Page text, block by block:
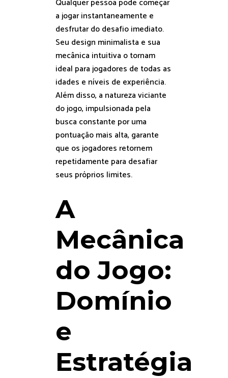
Qualquer pessoa pode começar
a jogar instantaneamente e
desfrutar do desafio imediato.
Seu design minimalista e sua
mecânica intuitiva o tornam
ideal para jogadores de todas as
idades e níveis de experiência.
Além disso, a natureza viciante
do jogo, impulsionada pela
busca constante por uma
pontuação mais alta, garante
que os jogadores retornem
repetidamente para desafiar
seus próprios limites.
A
Mecânica
do Jogo:
Domínio
e
Estratégia